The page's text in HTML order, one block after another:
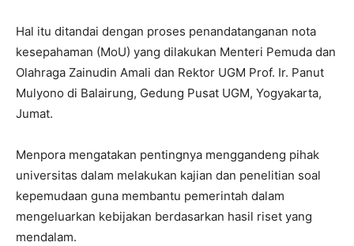
Hal itu ditandai dengan proses penandatanganan nota
kesepahaman (MoU) yang dilakukan Menteri Pemuda dan
Olahraga Zainudin Amali dan Rektor UGM Prof. Ir. Panut
Mulyono di Balairung, Gedung Pusat UGM, Yogyakarta,
Jumat.
Menpora mengatakan pentingnya menggandeng pihak
universitas dalam melakukan kajian dan penelitian soal
kepemudaan guna membantu pemerintah dalam
mengeluarkan kebijakan berdasarkan hasil riset yang
mendalam.